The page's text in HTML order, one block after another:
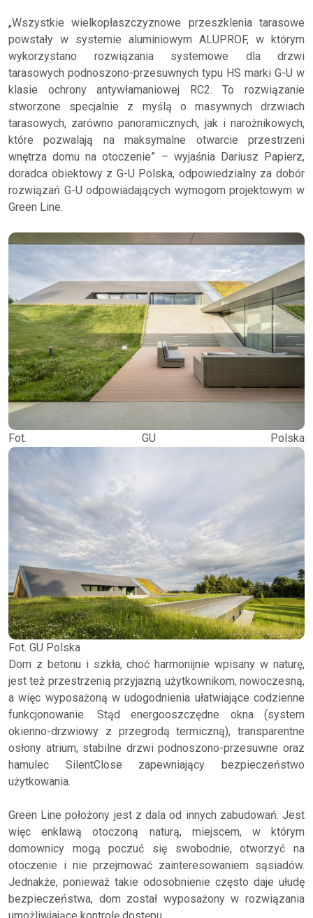
„Wszystkie wielkopłaszczyznowe przeszklenia tarasowe
powstały w systemie aluminiowym ALUPROF, w którym
wykorzystano rozwiązania systemowe dla drzwi
tarasowych podnoszono-przesuwnych typu HS marki G-U w
klasie ochrony antywłamaniowej RC2. To rozwiązanie
stworzone specjalnie z myślą o masywnych drzwiach
tarasowych, zarówno panoramicznych, jak i narożnikowych,
które pozwalają na maksymalne otwarcie przestrzeni
wnętrza domu na otoczenie” – wyjaśnia Dariusz Papierz,
doradca obiektowy z G-U Polska, odpowiedzialny za dobór
rozwiązań G-U odpowiadających wymogom projektowym w
Green Line.
Fot. GU Polska
Fot. GU Polska
Dom z betonu i szkła, choć harmonijnie wpisany w naturę,
jest też przestrzenią przyjazną użytkownikom, nowoczesną,
a więc wyposażoną w udogodnienia ułatwiające codzienne
funkcjonowanie. Stąd energooszczędne okna (system
okienno-drzwiowy z przegrodą termiczną), transparentne
osłony atrium, stabilne drzwi podnoszono-przesuwne oraz
hamulec SilentClose zapewniający bezpieczeństwo
użytkowania.
Green Line położony jest z dala od innych zabudowań. Jest
więc enklawą otoczoną naturą, miejscem, w którym
domownicy mogą poczuć się swobodnie, otworzyć na
otoczenie i nie przejmować zainteresowaniem sąsiadów.
Jednakże, ponieważ takie odosobnienie często daje ułudę
bezpieczeństwa, dom został wyposażony w rozwiązania
umożliwiające kontrolę dostępu.